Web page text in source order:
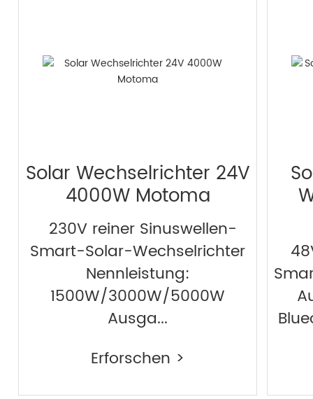
Solar Wechselrichter 24V
4000W Motoma
230V reiner Sinuswellen-
Smart-Solar-Wechselrichter
Nennleistung:
1500W/3000W/5000W
Ausga...
Erforschen >